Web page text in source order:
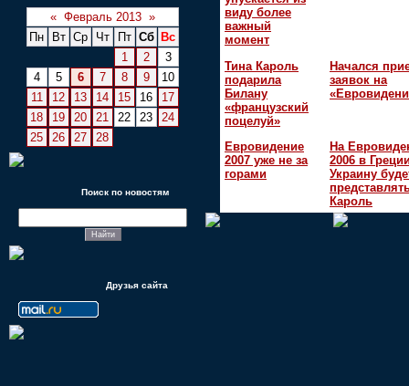
« Февраль 2013 »
Пн
Вт Ср Чт Пт Сб
Вс
1
2
3
4
5 6 7 8 9
10
11
12 13 14 15 16
17
18
19 20 21 22 23
24
25
26 27 28
Поиск по новостям
Друзья сайта
виду более
важный
момент
Тина Кароль
подарила
Билану
«французский
поцелуй»
Начался
заявок на
Евровидение
2007 уже не за
горами
На
2006 в
Украину
Кароль